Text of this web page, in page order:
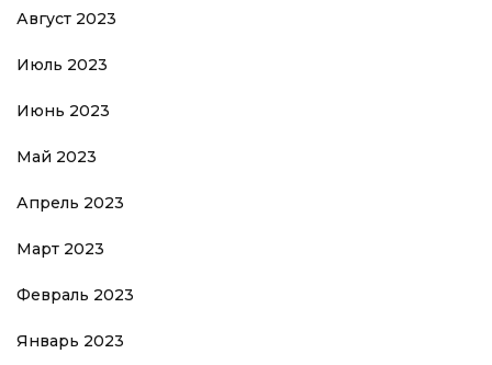
Август 2023
Июль 2023
Июнь 2023
Май 2023
Апрель 2023
Март 2023
Февраль 2023
Январь 2023